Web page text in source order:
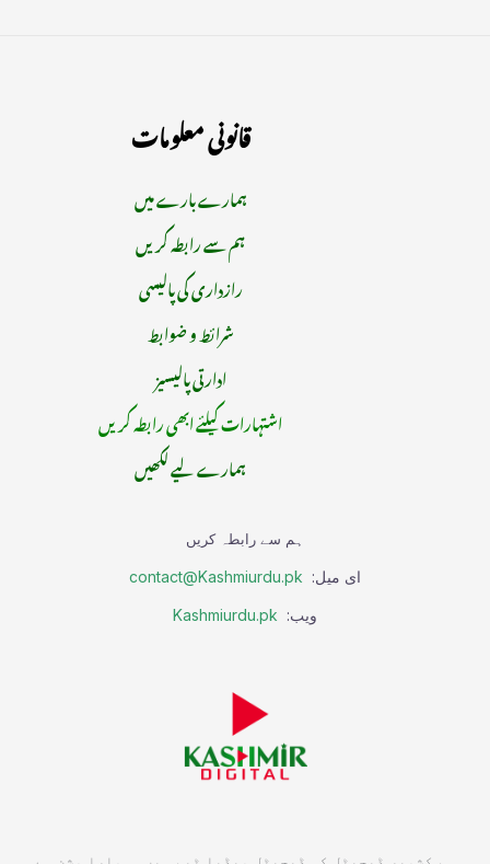
قانونی معلومات
ہمارے بارے میں
ہم سے رابطہ کریں
رازداری کی پالیسی
شرائط و ضوابط
ادارتی پالیسیز
اشتہارات کیلئے ابھی رابطہ کریں
ہمارے لیے لکھیں
ہم سے رابطہ کریں
ای میل: contact@Kashmiurdu.pk
ویب: Kashmiurdu.pk